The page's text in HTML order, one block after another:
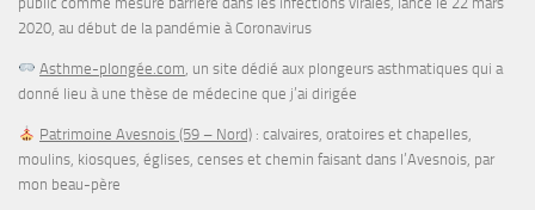
2020, au début de la pandémie à Coronavirus
Asthme-plongée.com , un site dédié aux plongeurs asthmatiques qui a
donné lieu à une thèse de médecine que j’ai dirigée
Patrimoine Avesnois (59 – Nord) : calvaires, oratoires et chapelles,
moulins, kiosques, églises, censes et chemin faisant dans l’Avesnois, par
mon beau-père